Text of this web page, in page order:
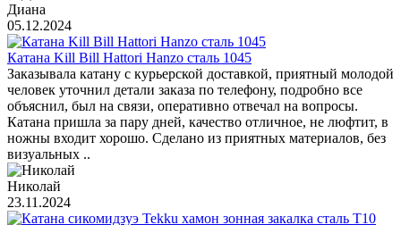
Диана
05.12.2024
Катана Kill Bill Hattori Hanzo сталь 1045
Заказывала катану с курьерской доставкой, приятный молодой
человек уточнил детали заказа по телефону, подробно все
объяснил, был на связи, оперативно отвечал на вопросы.
Катана пришла за пару дней, качество отличное, не люфтит, в
ножны входит хорошо. Сделано из приятных материалов, без
визуальных ..
Николай
23.11.2024